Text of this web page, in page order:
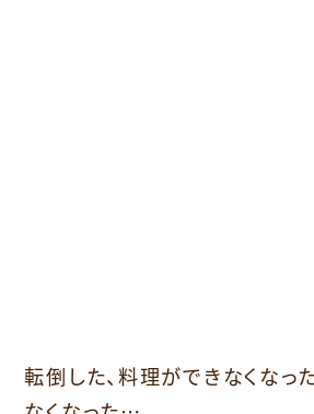
転倒した、料理ができなくなっ